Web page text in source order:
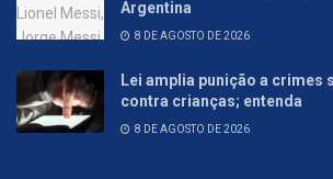
Argentina
8 DE AGOSTO DE 2026
Lei amplia punição a crimes
contra crianças; entenda
8 DE AGOSTO DE 2026